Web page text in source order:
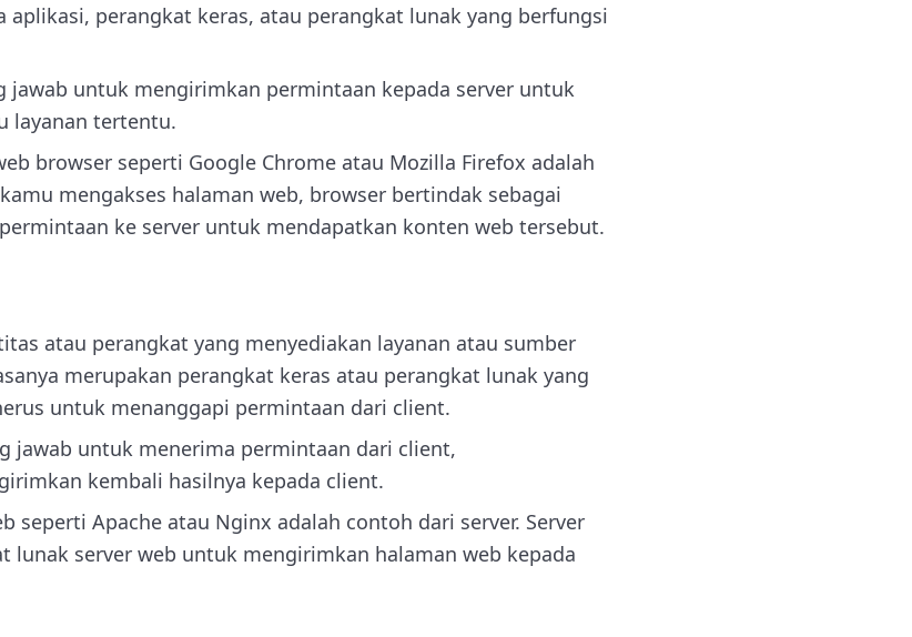
aplikasi, perangkat keras, atau perangkat lunak yang berfungsi
jawab untuk mengirimkan permintaan kepada server untuk
layanan tertentu.
browser seperti Google Chrome atau Mozilla Firefox adalah
mengakses halaman web, browser bertindak sebagai
ke server untuk mendapatkan konten web tersebut.
atau perangkat yang menyediakan layanan atau sumber
merupakan perangkat keras atau perangkat lunak yang
untuk menanggapi permintaan dari client.
jawab untuk menerima permintaan dari client,
kembali hasilnya kepada client.
seperti Apache atau Nginx adalah contoh dari server. Server
lunak server web untuk mengirimkan halaman web kepada